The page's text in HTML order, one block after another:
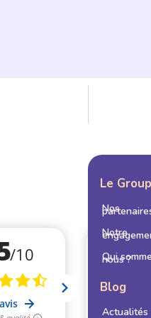
Le
Nos
Notre
Qui
nous ?
Blog
Actualités